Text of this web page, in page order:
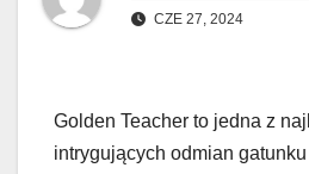
CZE 27, 2024
Golden Teacher to jedna z
intrygujących odmian